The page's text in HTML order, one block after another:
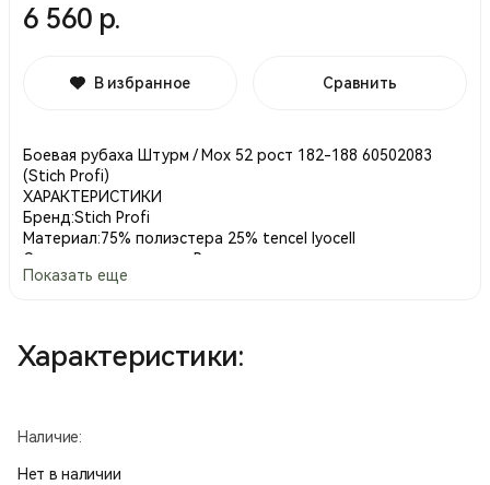
6 560 р.
В избранное Сравнить
Боевая рубаха Штурм / Мох 52 рост 182-188 60502083
(Stich Profi)
ХАРАКТЕРИСТИКИ
Бренд:Stich Profi
Материал:75% полиэстера 25% tencel lyocell
Страна производства:Россия
Вес:520g
Боевая тактическая рубаха «Штурм»
выполнено из легкого, гигроскопичного и
быстросохнущего трикотажа, а рукава из
Показать еще
Характеристики:
Наличие:
Нет в наличии